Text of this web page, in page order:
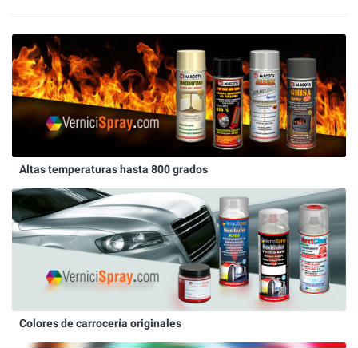
Altas temperaturas hasta 800 grados
Colores de carrocería originales